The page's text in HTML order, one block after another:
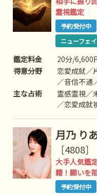
霊視鑑定
予約受付中
ニューフェ
鑑定料金
20分/6,600
得意分野
恋愛成就／
／音信不通
／関係修復
人間関係／
主な占術
霊感霊視／
／恋愛成就
月乃 り
［4808］
大手人気鑑
籍！願いを
した現実を
予約受付中